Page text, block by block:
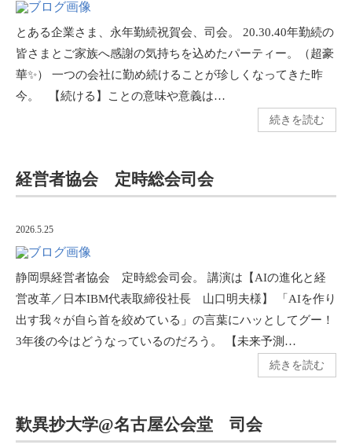
とある企業さま、永年勤続祝賀会、司会。 20.30.40年勤続の
皆さまとご家族へ感謝の気持ちを込めたパーティー。（超豪
華✨） 一つの会社に勤め続けることが珍しくなってきた昨
今。 【続ける】ことの意味や意義は…
続きを読む
経営者協会 定時総会司会
2026.5.25
静岡県経営者協会 定時総会司会。 講演は【AIの進化と経
営改革／日本IBM代表取締役社長 山口明夫様】 「AIを作り
出す我々が自ら首を絞めている」の言葉にハッとしてグー！
3年後の今はどうなっているのだろう。 【未来予測…
続きを読む
歎異抄大学@名古屋公会堂 司会